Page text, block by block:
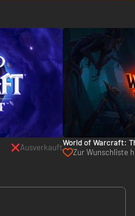
Ausverkauft
World of Warcraft:
(Battle.net)
Zur Wunschliste